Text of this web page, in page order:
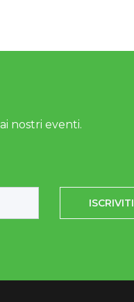
nostri eventi.
ISCRIVITI